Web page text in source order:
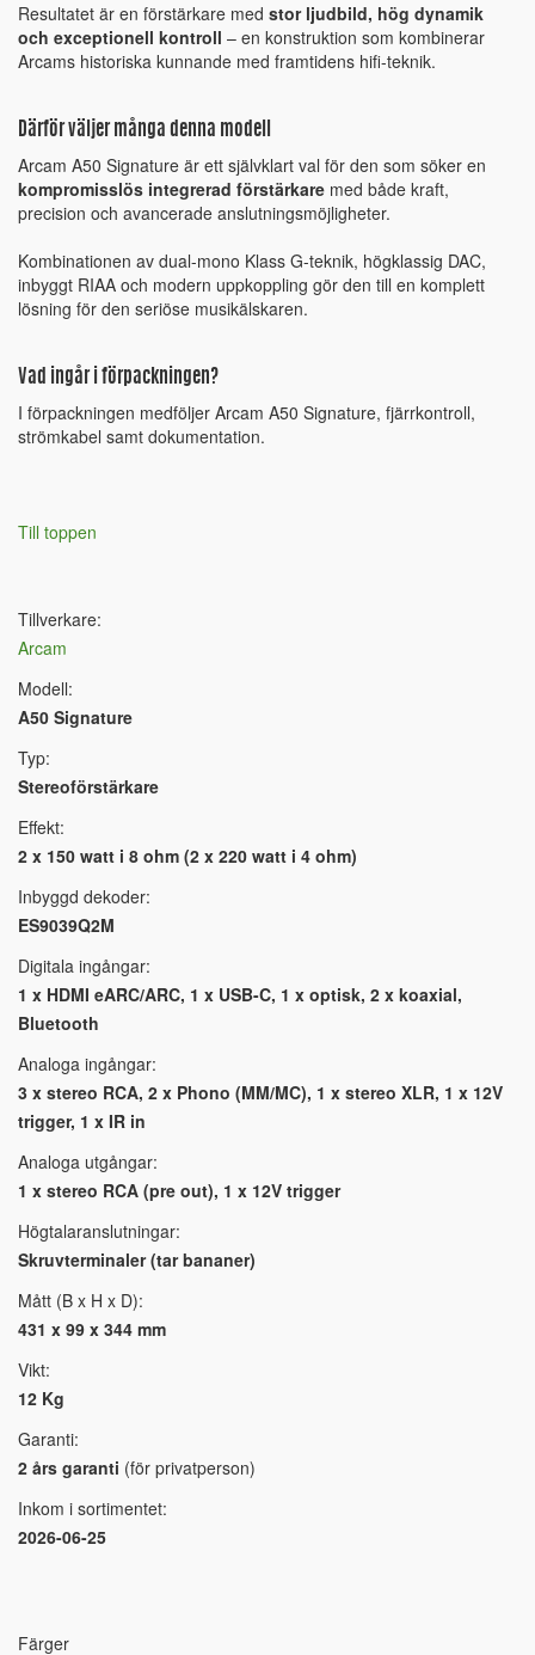
Resultatet är en förstärkare med stor ljudbild, hög dynamik
och exceptionell kontroll – en konstruktion som kombinerar
Arcams historiska kunnande med framtidens hifi-teknik.
Därför väljer många denna modell
Arcam A50 Signature är ett självklart val för den som söker en
kompromisslös integrerad förstärkare med både kraft,
precision och avancerade anslutningsmöjligheter.
Kombinationen av dual-mono Klass G-teknik, högklassig DAC,
inbyggt RIAA och modern uppkoppling gör den till en komplett
lösning för den seriöse musikälskaren.
Vad ingår i förpackningen?
I förpackningen medföljer Arcam A50 Signature, fjärrkontroll,
strömkabel samt dokumentation.
Till toppen
Tillverkare:
Arcam
Modell:
A50 Signature
Typ:
Stereoförstärkare
Effekt:
2 x 150 watt i 8 ohm (2 x 220 watt i 4 ohm)
Inbyggd dekoder:
ES9039Q2M
Digitala ingångar:
1 x HDMI eARC/ARC, 1 x USB-C, 1 x optisk, 2 x koaxial,
Bluetooth
Analoga ingångar:
3 x stereo RCA, 2 x Phono (MM/MC), 1 x stereo XLR, 1 x 12V
trigger, 1 x IR in
Analoga utgångar:
1 x stereo RCA (pre out), 1 x 12V trigger
Högtalaranslutningar:
Skruvterminaler (tar bananer)
Mått (B x H x D):
431 x 99 x 344 mm
Vikt:
12 Kg
Garanti:
2 års garanti (för privatperson)
Inkom i sortimentet:
2026-06-25
Färger